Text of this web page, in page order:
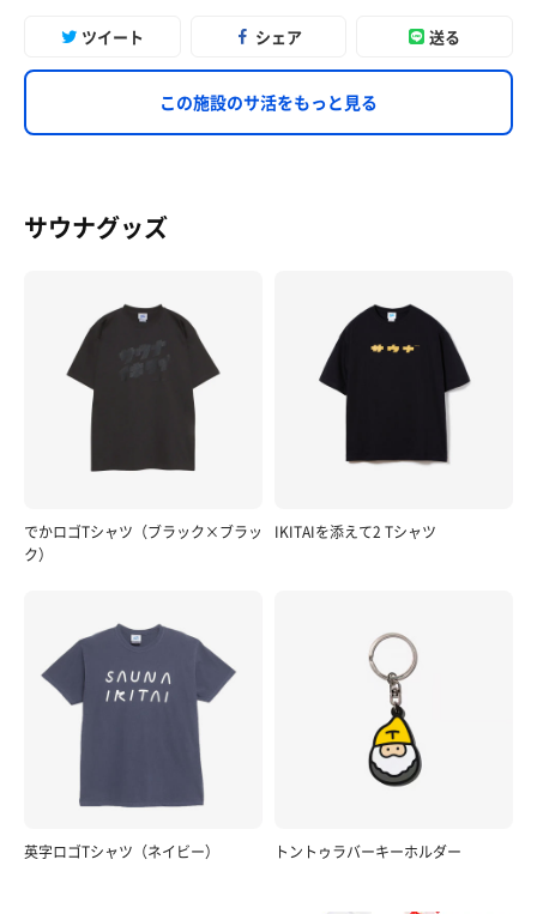
ツイート シェア 送る
この施設のサ活をもっと見る
サウナグッズ
でかロゴTシャツ（ブラック×ブラッ
ク）
IKITAIを添えて2 Tシャツ
英字ロゴTシャツ（ネイビー） トントゥラバーキーホルダー